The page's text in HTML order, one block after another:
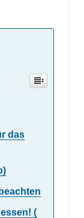
das
(